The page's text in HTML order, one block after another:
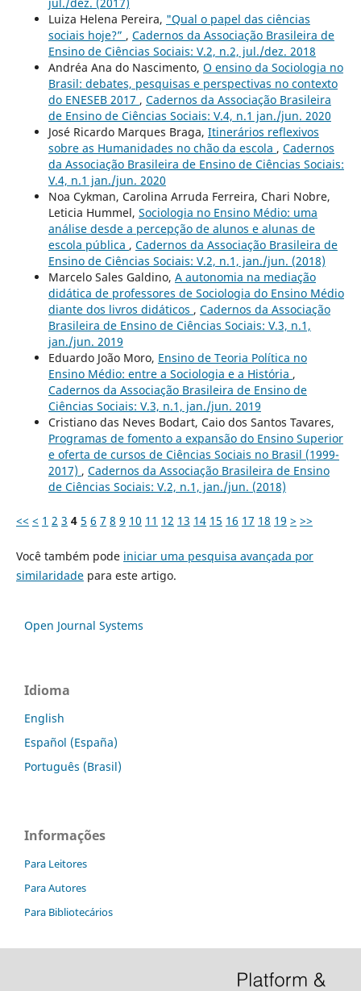
Luiza Helena Pereira, "Qual o papel das ciências
sociais hoje?” , Cadernos da Associação Brasileira de
Ensino de Ciências Sociais: V.2, n.2, jul./dez. 2018
Andréa Ana do Nascimento, O ensino da Sociologia no
Brasil: debates, pesquisas e perspectivas no contexto
do ENESEB 2017 , Cadernos da Associação Brasileira
de Ensino de Ciências Sociais: V.4, n.1 jan./jun. 2020
José Ricardo Marques Braga, Itinerários reflexivos
sobre as Humanidades no chão da escola , Cadernos
da Associação Brasileira de Ensino de Ciências Sociais:
V.4, n.1 jan./jun. 2020
Noa Cykman, Carolina Arruda Ferreira, Chari Nobre,
Leticia Hummel, Sociologia no Ensino Médio: uma
análise desde a percepção de alunos e alunas de
escola pública , Cadernos da Associação Brasileira de
Ensino de Ciências Sociais: V.2, n.1, jan./jun. (2018)
Marcelo Sales Galdino, A autonomia na mediação
didática de professores de Sociologia do Ensino Médio
diante dos livros didáticos , Cadernos da Associação
Brasileira de Ensino de Ciências Sociais: V.3, n.1,
jan./jun. 2019
Eduardo João Moro, Ensino de Teoria Política no
Ensino Médio: entre a Sociologia e a História ,
Cadernos da Associação Brasileira de Ensino de
Ciências Sociais: V.3, n.1, jan./jun. 2019
Cristiano das Neves Bodart, Caio dos Santos Tavares,
Programas de fomento a expansão do Ensino Superior
e oferta de cursos de Ciências Sociais no Brasil (1999-
2017) , Cadernos da Associação Brasileira de Ensino
de Ciências Sociais: V.2, n.1, jan./jun. (2018)
<< < 1 2 3 4 5 6 7 8 9 10 11 12 13 14 15 16 17 18 19 > >>
Você também pode iniciar uma pesquisa avançada por
similaridadepara este artigo.
Open Journal Systems
Idioma
English
Español (España)
Português (Brasil)
Informações
Para Leitores
Para Autores
Para Bibliotecários